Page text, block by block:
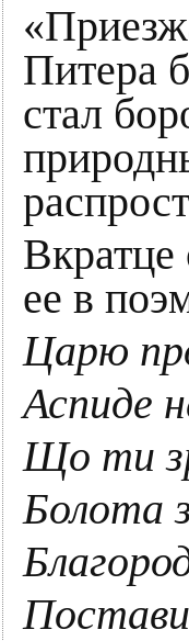
Питера
стал
Вкратце
ее в
Царю
Аспиде
Що ти
Болота